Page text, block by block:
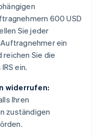
600 USD
Sie jeder
ein
reichen Sie die
ein.
widerrufen:
Ihren
zuständigen